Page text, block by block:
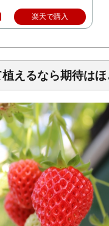
楽天で購入
えるなら期待はほ